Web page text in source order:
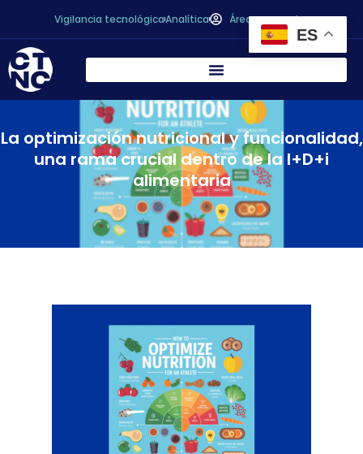
Vigilancia tecnológicaAnalítica Área personal
La optimización nutricional y funcionalidad,
una rama crucial dentro de la I+D+i
alimentaria
ES